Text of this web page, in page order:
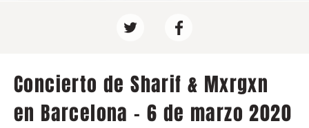
Concierto de Sharif & Mxrgxn
en Barcelona - 6 de marzo 2020